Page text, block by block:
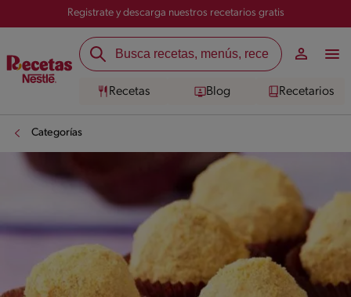
Registrate y descarga nuestros recetarios gratis
Recetas Blog Recetarios
Categorías